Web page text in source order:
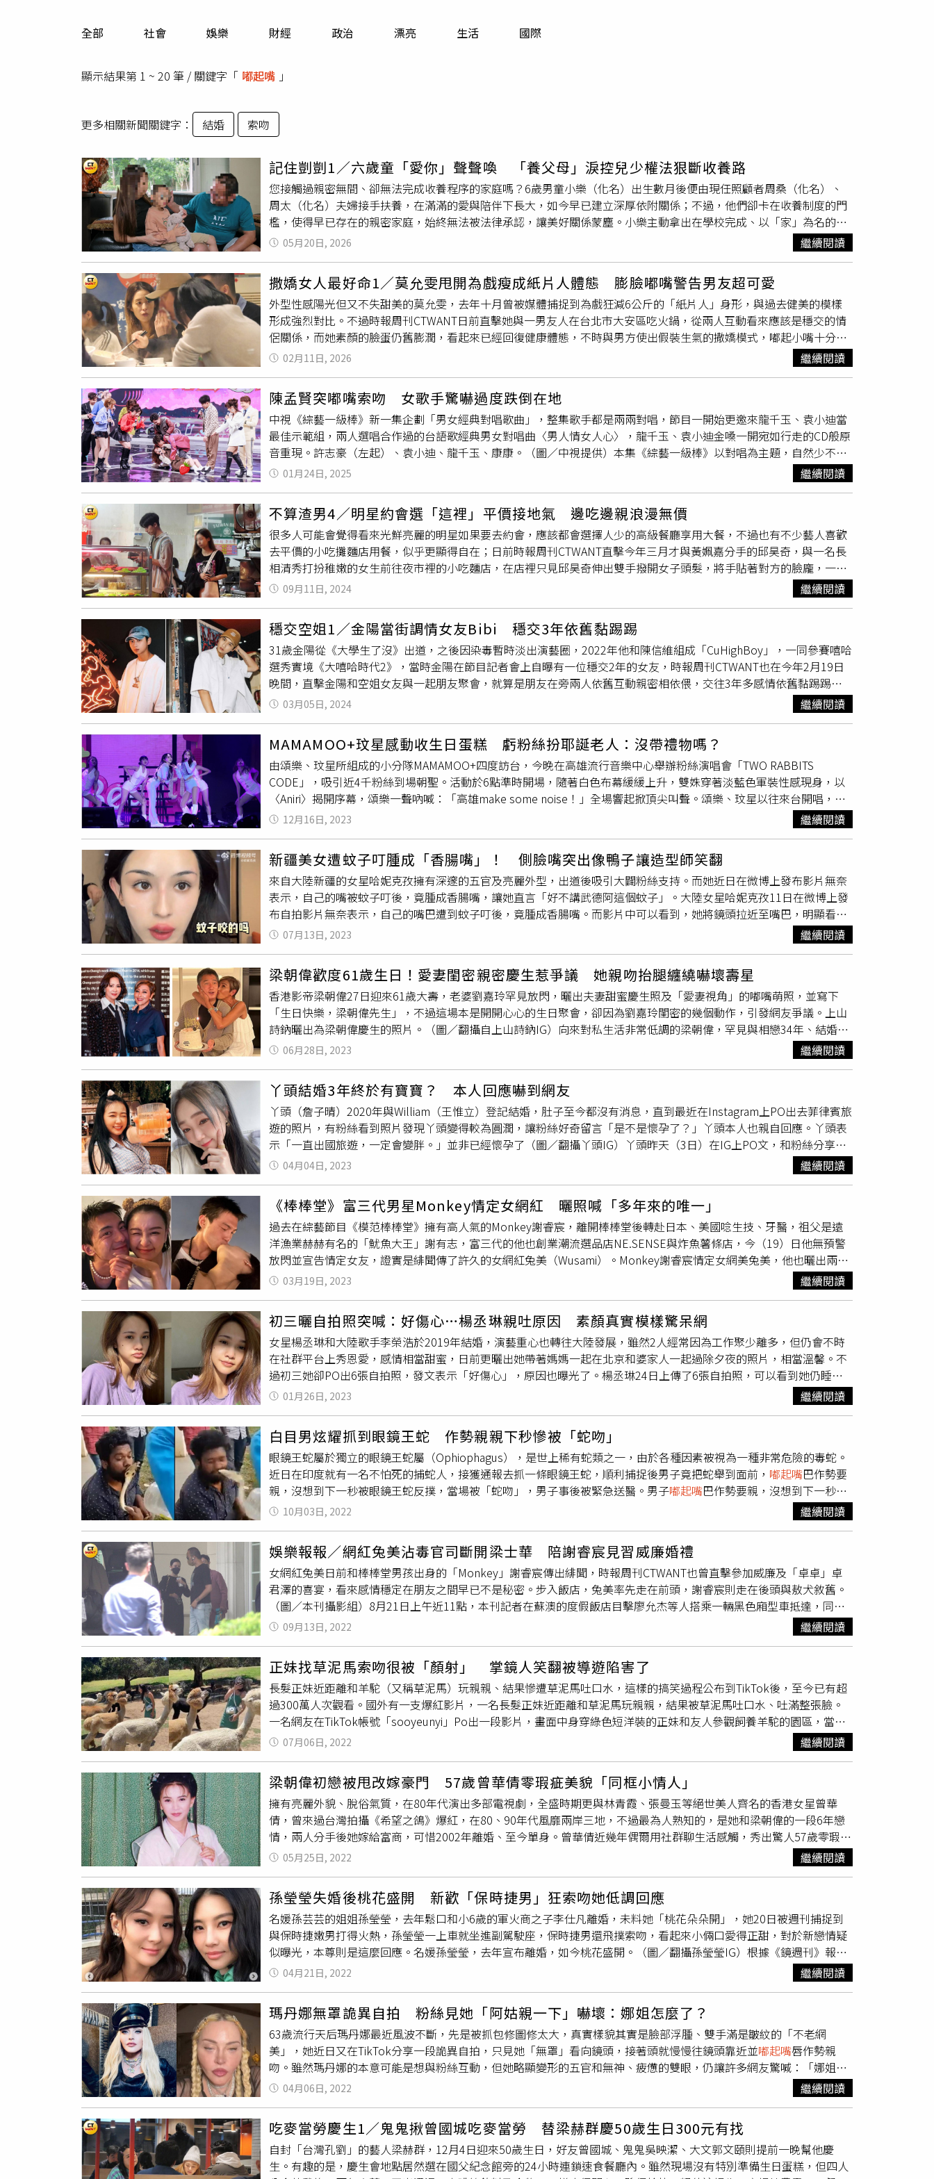
運勢
全部 社會 娛樂 財經 政治 漂亮 生活 國際
顯示結果第 1 ~ 20 筆 / 關鍵字「 嘟起嘴 」
更多相關新聞關鍵字： 結婚 索吻
記住剴剴1／六歲童「愛你」聲聲喚 「養父母」淚控兒少權法狠斷收養路
您接觸過親密無間、卻無法完成收養程序的家庭嗎？6歲男童小樂（化名）出生數月後便由現任照顧者周桑（化名）、
周太（化名）夫婦接手扶養，在滿滿的愛與陪伴下長大，如今早已建立深厚依附關係；不過，他們卻卡在收養制度的門
檻，使得早已存在的親密家庭，始終無法被法律承認，讓美好關係蒙塵。小樂主動拿出在學校完成、以「家」為名的拼
貼畫。（圖／周志龍攝）「我愛你！」6歲的小樂雙手環抱著「阿嬤」周太的脖子親吻，一旁的「阿公」周桑露出幸福
的笑容，這是他們一家的日常，他們夫妻養育小樂6年了，從奶粉、看病到上學一路陪伴成長，如今一家三口早已建立
深厚情感。面對CTWANT記者採訪，小樂還主動從房間裡翻出在學校完成、以「家」為主題的拼貼畫，靦腆地介紹：
「這是阿公（周桑）、這是阿嬤（周太）、這是我！」小樂興奮地說，自己最喜歡和「阿公」周桑到家附近的游泳池瘋
玩整晚，也喜歡和家人全台灣走透透，他還抓著記者的手臂興奮地指向「阿嬤」周太手機畫面，直呼這是自己最喜歡的
一幀！上頭是一張周太與幼時小樂的合照，兩人親密臉貼著臉，小樂嘟起嘴巴，周太則笑得露出一口白牙。眼前小樂興
奮地蹦跳，五味雜陳的回憶卻湧上周太心頭。她回顧，小樂的生母是自己女兒的姊妹淘，17歲時懷孕，當時生父因遭女
方家長以提告施壓，才勉強同意結婚，而這段婚姻僅維持短短幾年便宣告破局，雙方也各自另組家庭。周太續指，小樂
出生沒幾個月後，生母便以外出找工作為由，詢問自家是否能代為照顧孩子，沒想到這一托付，竟成了命運的轉折點，
此後親生父母不聞不問下，小樂的人生也悄悄走向另一條道路。沒有血緣的愛改寫了小樂的人生，但幸福之下卻暗藏隱
憂，原來這段穩定而被認可的「依附關係」竟被甩在法定收養途徑之外，讓想合法地成為小樂父母的周氏夫妻只能徒呼
負負！CTWANT調查，原來是2011年修法後《兒童及少年福利與權益保障法》第16條規定，當生父母或監護人因故無法
扶養孩子而有意出養時，必須委託合法收出養媒合機構協助尋找適合的收養人，不外乎為防堵販嬰與人口買賣，但卻搞
得「無血緣關係」的收養只有一條路可走，就是收養人必須先向合法機構登記意願，再透過媒合程序尋找孩子，而且不
能直接指定想收養哪一名特定孩童，只能提出對年齡、性別等條件的期待。因此，像小樂這樣存在穩定依附關係、實際
生活上早已成為一家人的案例，制度上沒有彈性空間，根本無法收養，令周氏夫妻感到絕望！周氏夫妻目前僅具有「委
託監護人」身分，雖然早已寫好對小樂的收養契約書，但因現行法令制度卡關。（圖／周志龍攝）周桑無奈地說：「我
們又不是缺小孩，要養，我們想要的就是小樂。我們對他有一份親情。」為了讓一家人真正成為法律上的家人，夫妻倆
曾兩度找律師諮詢，甚至填好了「收養登記申請書」，但在現行制度下，法院已「不再受理」私下協議的收出養案件，
只能回到「無法指定收養」的媒合機制。周太憂心地說：「如果帶小樂去媒合機構，結果最後收養不到他，被別人帶走
怎麼辦？萬一又發生像剴剴案那樣的事，我們會自責一輩子。」周氏夫妻目前僅是小樂的「委託監護人」，依《民法》
規定，受託人權限多集中於日常生活照顧，例如居所指定、戶籍處理等，但涉及重大醫療決定時，權限仍被限縮。夫妻
倆最擔心的是，小樂即將升上小學，未來若遇上重大意外，需要簽署手術同意書或重要醫療文件時，一旦聯繫不上生父
母，只能眼睜睜看著搶救黃金時間一分一秒流逝，那種無能為力，將會讓兩人心如刀割。「你看那台悍馬，就是因為小
樂喜歡才買的。」周桑指著家門口價值不菲的名車笑道。周氏夫妻經營鋼鐵、環保、土地開發等事業多年，他們也曾想
過未來將部分土地與資產留給小樂，讓孩子長大後生活更有保障，但若未來因利益問題，生父母突然出現爭奪孩子，甚
至對孩子造成傷害，該怎麼辦？周桑說：「法律上保護像剴剴那樣的孩子是有必要的，但是有些個案也是要看實際情
況，來做對孩子最好的決定。」對此，衛福部社會及家庭署回應，現行「寄養轉收養」制度已考量兒童依附關係，寄養
家庭若與孩子建立穩定依附關係，可協助後續收養程序。但對於非寄養家庭是否也能比照適用類似機制，衛福部未進一
步說明。
05月20日, 2026 繼續閱讀
撒嬌女人最好命1／莫允雯甩開為戲瘦成紙片人體態 膨臉嘟嘴警告男友超可愛
外型性感陽光但又不失甜美的莫允雯，去年十月曾被媒體捕捉到為戲狂減6公斤的「紙片人」身形，與過去健美的模樣
形成強烈對比。不過時報周刊CTWANT日前直擊她與一男友人在台北市大安區吃火鍋，從兩人互動看來應該是穩交的情
侶關係，而她素顏的臉蛋仍舊膨潤，看起來已經回復健康體態，不時與男方使出假裝生氣的撒嬌模式，嘟起小嘴十分可
愛。原本聊天還聊得滿開心，男伴不知道說了什麼惹莫允雯不開心，她立刻
來。（圖／本刊攝影組）2月6日晚間
7點多，莫允雯與一名男子在火鍋店用餐，過程中，男女雙方邊吃邊聊，從互動來看就像是老夫老妻般熟悉。席間，兩
雯地雷被觸發，不僅給了男伴犀利的眼神，還伸出手指示意對方的言行不當。莫允雯指向男伴似乎在示意他下不為例，
頭都轉過去了手還在指。（圖／本刊攝影組）雖然莫允雯的生氣好像在撒嬌，不過男方仍摸摸鼻子沒回嘴。（圖／本刊
攝影組）儘管莫允雯很快便收回收起嚴厲的表情並轉頭吃飯，然而手指還指著繼續震攝著男方好幾秒才收回。而男方則
像個犯錯了的孩子一般，摸摸鼻子並低頭繼續用餐。不過看似小小不爽的她，抱怨的過程中嘟起了嘴，看起來不像在生
氣，反而覺得這根本就是在撒嬌，顯得情趣滿滿。用餐結束後兩人離開餐廳，男伴貼心回頭留意莫允雯有沒有跟上。
（圖／本刊攝影組）男方在路邊抽「飯後菸」，莫允雯並不介意菸味在旁邊陪著。（圖／本刊攝影組）8點出頭，小倆
口吃飽喝足一前一後走出餐廳，走在前方的男生在門口等著莫允雯，走下台階後還不忘再度回頭確定對方是否跟上，接
著2人並肩同行餐後散步，如此舉動大概可以判斷出兩人的關係。隨後，2人在人來人往的忠孝東路街頭停下腳步，男的
點了根「飯後菸」吞雲吐霧，而莫允雯看來並不排斥煙味，依舊陪伴在男伴身邊。滿足煙癮後，男生彈掉菸頭並踩熄，
拿著菸蒂繼續散步。兩人一同到酒舖挑酒。（圖／本刊攝影組）應該是挑到同款喜歡的酒，莫允雯與男方很有默契展現
笑容。（圖／本刊攝影組）幾分鐘後，2人走進販售酒品的商店選購。從他們挑選酒品的過程中，不時可以看出雙方對
酒品選擇上的默契與喜好，儘管彼此間並沒有肢體上的接觸，但是幾乎可以確定雙方應該已經是穩交關係，感情上有一
定的基礎。8點半左右，買好了酒，下一站是逛逛服飾店，在連鎖品牌服飾店逛了一圈，最終並沒有挑選商品帶走。隨
後男伴又陪莫允雯去逛服飾店。（圖／本刊攝影組）雖然沿路並沒有太親密的舉動，但去牽車時四下無人兩人僅靠在一
起，隨後由莫允雯開車載男生返回自己住處。（圖／本刊攝影組）接著，兩人走回晚餐火鍋店附近的停車場取車，此時
四周沒什麼人，莫允雯與男方雖未有太親暱的舉動，但肢體緊靠在一起，顯然是對彼此很信任的關係，因莫允雯有近
170公分的身高，在高大的男生旁邊也很登對，接著她便開車，載著男伴回到住處。關於莫允雯與這名男子的關係，本
刊詢問莫允雯經紀人：「那個男生是她的男友，是圈外人，他們交往滿久了啦！很穩定。」對這段感情的態度相當大
方。※提醒您，酒後不開車，安全有保障，飲酒過量，有害健康。未滿十八歲禁止飲酒。※提醒您：吸菸有害健康、吸
菸害人害己。
02月11日, 2026 繼續閱讀
陳孟賢突嘟嘴索吻 女歌手驚嚇過度跌倒在地
中視《綜藝一級棒》新一集企劃「男女經典對唱歌曲」，整集歌手都是兩兩對唱，節目一開始更邀來龍千玉、袁小迪當
最佳示範組，兩人選唱合作過的台語歌經典男女對唱曲〈男人情女人心〉，龍千玉、袁小迪金嗓一開宛如行走的CD般原
音重現。許志豪（左起）、袁小迪、龍千玉、康康。（圖／中視提供）本集《綜藝一級棒》以對唱為主題，自然少不了
「螢幕CP」李子森、杜忻恬，兩人選唱國語歌〈愛和承諾〉，讓龍千玉大讚：「無懈可擊！聽的時候差點忘了呼吸，兩
人歌聲一氣呵成，就像海浪一樣，一浪接著一浪，讓人跟著那個氛圍，太棒了。」袁小迪同樣也被兩人歌聲所感染：
「這首歌很難，要是我唱應該會NG十幾次。」接著輪到談詩玲和陳孟賢登場，兩人合唱〈雪中紅〉，間奏時陳孟賢順手
撩了談詩玲的頭髮，當場讓談詩玲笑場，一度唱不下去，最後一刻陳孟賢還把談詩玲擁入懷中。談詩玲健壯則是偷親陳
孟賢一下，陳孟賢立即抱怨：「我不甘願，都沒先說，就讓我獻出螢幕初吻，這要包紅包給我。」談詩玲則笑回：「好
不容易製作單位安排小鮮肉給我。」接著陳孟賢改和吳美琳搭檔演唱〈愛你一千一萬年〉，唱到最後陳孟賢突然拉住對
方，嘟起嘴巴想要索吻，但吳美琳用力抵抗，整個人跌躺倒地裙下走光，讓全場笑翻。而銀色夫妻檔郭婷筠、彭正，選
了輕快曲風的〈姻緣天注定〉，夫妻手拉著手超甜蜜，康康見狀還要兩人再生一個。完整內容就在25日周六晚間8點中
01月24日, 2025 繼續閱讀
不算渣男4／明星約會選「這裡」平價接地氣 邊吃邊親浪漫無價
很多人可能會覺得看來光鮮亮麗的明星如果要去約會，應該都會選擇人少的高級餐廳享用大餐，不過也有不少藝人喜歡
去平價的小吃攤麵店用餐，似乎更顯得自在；日前時報周刊CTWANT直擊今年三月才與黃姵嘉分手的邱昊奇，與一名長
相清秀打扮稚嫩的女生前往夜市裡的小吃麵店，在店裡只見邱昊奇伸出雙手撥開女子頭髮，將手貼著對方的臉龐，一陣
揉捏著女方的臉蛋，看起來很享受這過程。李沐與男友鄒序日前被媒體捕捉到去台北市知名涼麵店享用宵夜。（圖／本
刊攝影組）李沐今年二月被媒體拍到與台大學霸男友鄒序到位於台北市南京東路五段的宵夜涼麵名店用餐，小倆口共食
一盤麵，也一起喝味噌湯，李沐將身體靠向男方並肩而坐，彼此不時會深情對望，李沐還
討人喜歡。她還掏出手機和鄒序分享手機內容，吃完後仍在店裡坐著聊天了好一會兒，才又十指緊扣散步去取車，看得
出復合後的兩人感情極好。黃露瑤去年被本刊拍到與一名男子在板橋一間小吃店吃麵。（圖／本刊攝影組）去年10月黃
露瑤在結束登台演出後，搭車前往新北市捷運府中站附近，在一家小吃店坐下點餐。隨後一名身穿藍色上衣的男子前來
會合，用餐過程中，彼此開心的有說有笑，看得出氣氛很好。不到半小時，在填飽肚子後便一起離開。過程中兩人他們
也是有講不完的話，不過事後黃露瑤經紀人卻表示她當晚有活動，印象中應該是沒跟人晚餐，感情狀況也是單身，不太
清楚拍到的是哪一位跟她吃飯。李淳2019年與當時還是女友的老婆曾被本刊拍到去新店的小吃店，邊吃邊親感情超好。
（圖／本刊攝影組）2019年本刊曾捕捉到李淳在結束當天的活動後，與當時還是女友的邱姓彩妝師在位於新北市新店的
一家麵館約會用餐，用餐過程中2人不顧旁人眼光，摸摸、親親全都來，隔著口罩上演「安全之吻」，相當浪漫，雖然
李淳身為好萊塢大導演李安之子，但卻毫無驕貴之氣，約會吃飯的選擇也很接地氣，當晚小倆口吃的麵食，價位都在百
元低價，倒是情趣滿滿最無價。如今2人也已完成終身大事結為幸福小夫妻。
09月11日, 2024 繼續閱讀
穩交空姐1／金陽當街調情女友Bibi 穩交3年依舊黏踢踢
31歲金陽從《大學生了沒》出道，之後因染毒暫時淡出演藝圈，2022年他和陳信維組成「CuHighBoy」，一同參賽嘻哈
選秀實境《大嘻哈時代2》，當時金陽在節目記者會上自曝有一位穩交2年的女友，時報周刊CTWANT也在今年2月19日
晚間，直擊金陽和空姐女友與一起朋友聚會，就算是朋友在旁兩人依舊互動親密相依偎，交往3年多感情依舊黏踢踢。
本月19日金陽和「WaverLAB搖擺實驗室」工作夥伴結束直播工作離開，女友Bibi全程陪伴男友上工，可能太疲倦還打了
個大呵欠。（圖／本刊攝影組）金陽和友人們在路邊抽菸，Bibi就在一旁一下伸展閃煙味。（圖／本刊攝影組）2月19日
晚間8點出頭，金陽、陳信維、丘必信、Denzel等「WaverLAB搖擺實驗室」相關成員結束直播工作後，與當天直播主持
人之一董仔一起離開，而在這一行人中，一名頭戴粉紅色帽子，穿著露肚裝的女子，正是金陽交往已久的空姐女友
Bibi。不知Bibi是否因為等待男友工作結束過程中略感疲累，她一出大樓門口就立即打了個大哈欠。金陽和友人講話不忘
關心女友，兩人甜蜜蜜靠在一起看手機。（圖／本刊攝影組）兩人旁若無人般親暱互動。（圖／本刊攝影組）金陽等一
行人走出大樓門口後就直奔一旁的吸菸區，而女友Bibi則是和眾抽菸者保持一小段微妙的距離，看來應是不想聞到菸
味，而金陽則在朋友和女友間來回走動，就怕冷落某一方。來來回回的金陽一到Bibi身邊時，女友立刻小鳥依人般地貼
近金陽，拿著手機和男友分享有趣的內容。金陽和同行友人道別後，與女友在前往騎車的路上只剩單獨兩人反而幾乎零
互動。（圖／本刊攝影組）兩人騎著共享機車離開，途中還發生小插曲，忙著滑手機的Bibi對於金陽騎車急催油門一度
受驚，還俏皮地嘟起嘴，看來對於男友不貼心地舉動有點不悅。（圖／本刊攝影組）縱使多位友人在旁，金陽和女友
Bibi依然聊得開心、有說有笑，不時也小打小鬧一下，增添生活情趣，彷彿身邊沒有其他人似的，享受著兩人的甜蜜時
光，不過當金陽再度回到朋友身邊聊天時，女生則獨自待在一旁滑手機打發時間。金陽的空姐女友Bibi經常在社群上曬
出兩人合照，放閃無極限。（圖／翻攝自Bibi IG）8點16分，眾人相互道別，金陽與女友步行離開，剛才還甜甜蜜蜜的
兩人看似激情過後，這一路上反而沒甚麼互動，有時還一前一後的走著，女友Bibi更是手機幾乎不離手。兩人之後借了
一輛共享機車當作代步工具，等候紅燈時，Bibi依然忙著滑手機。綠燈起步時，金陽油門催下去，讓後座的女友一時重
心不穩還大吃一驚，接著還 嘟起嘴，對於男友不貼心的舉動略顯不悅，之後兩人就騎車離開。金陽曾與郭書瑤有過一段
戀情。（圖／翻攝自郭書瑤 IG）金陽（右）和陳信維（左）曾一同參賽嘻哈選秀實境《大嘻哈時代2》。（圖／三立提
供）金陽曾與藝人郭書瑤（瑤瑤）談過一段姊弟戀，2015年被警方查獲持有、吸食⼤⿇，在記者會上5度鞠躬落淚道
歉，重創演藝事業，2017年也與郭書瑤分手並淡出演藝圈，回歸跳舞本行、在校園教課，也曾發行過EP，他在《大嘻哈
時代2》受訪時提到女友Bibi小自己2歲，兩人感情相當穩定，但還沒到結婚階段，而女友Bibi也經常在社群上曬出兩人合
照放閃，宣示主權。《CTWANT》提醒您：提醒您：吸菸有害健康、吸菸害人害己。
03月05日, 2024 繼續閱讀
MAMAMOO+玟星感動收生日蛋糕 虧粉絲扮耶誕老人：沒帶禮物嗎？
由頌樂、玟星所組成的小分隊MAMAMOO+四度訪台，今晚在高雄流行音樂中心舉辦粉絲演唱會「TWO RABBITS
CODE」，吸引近4千粉絲到場朝聖。活動於6點準時開場，隨著白色布幕緩緩上升，雙姝穿著淡藍色軍裝性感現身，以
〈Aniri〉揭開序幕，頌樂一聲吶喊：「高雄make some noise！」全場響起掀頂尖叫聲。頌樂、玟星以往來台開唱，幾
乎全程用中文與粉絲對話，今日也不例外，頌樂打頭陣用中文問候：「高雄MOO MOO們大家好，我們MMAMOO+帶來
了亞洲巡迴『TWO RABBITS CODE』給大家，第一首歌〈Aniri〉，大家覺得如何呢？」玟星接著用中文接話：「10月我
們在台北演出過一次，當時覺得台灣MOO MOO們很棒，回去後也想可以來到高雄。」可愛的中文發音融化全場。玟星
（中）即將迎來31歲生日，主辦單位準備小蛋糕提前祝賀。（圖／讀者提供）MAMAMOO+「TWO RABBITS CODE」巡
演每場活動都會是前公布dress code顏色，高雄站為紅色，現場多位歌迷扮成聖誕老公公、兔女郎裝扮，玟星幽默虧
「還以為是聖誕老公公、聖誕老奶奶來到現場了，但你們都是隻身前來嗎，沒有帶禮物嗎？」頌樂話鋒一轉透露，經紀
人在演出開始前傳了現場粉絲的照片給兩人，她 嘟起嘴表達感動心意：「感動到哭哭了。」兩人中文實力好到上演脫口
秀，但頌樂爆笑破哏：「你們可能不相信，這些（中文）是我們在公演前才練習的，怕你們覺得我們是現場發揮。」玟
星驚訝回答：「這是秘密啦！」她們7月曾來到高雄參加啤酒節，MOO MOO熱情感染著兩人，就連抵達時都有破百位歌
迷在小港機場等待，頌樂愧疚地說：「真的很驚訝，MOO MOO等我們很久，但因為我們馬上要出發，所以當下對你們
有點抱歉。」她接著切換台語「拍謝啦！」全場歌迷皆回答「沒關係」，高雄粉絲的熱情破表，令兩人直呼：「今天的
高雄場，可能會成為傳奇場喔。」頌樂自爆演出前惡補中文，搞笑表示很怕大家以為他們是現場發揮。（圖／讀者提
供）演唱會帶來多首經典歌曲〈Starry Night 〉、〈GGBB〉、〈BADA BOOM〉等演出，頌樂、玟星也輪番獻上solo舞
台，場上還有精彩的隨機舞蹈互動，從aespa、(G)I-DLE、IVE跳到NewJeans的熱門夯曲，全場歌迷大飽眼福，氣氛超
熱烈，接著在安可表演不忘唱跳MAMAMOO組曲〈DINGGA〉、〈HIP〉、〈Décalcomanie〉，活動毫無冷場完美畫下
句點。這場巡演的dress code是紅色，見到多位歌迷扮成聖誕老公公、兔女郎，玟星幽默虧「沒有帶禮物嗎？」。（圖
／讀者提供）玟星即將在12月22日迎來31歲生日，主辦單位也在飯店裡準備了小蛋糕提前祝賀。兩人四度抵台，難忘懷
台灣美食雞排、港園牛肉麵，後台特地送入佳餚讓兩人享用，MOO MOO（官方粉絲名稱）也準備了夾娃娃機、套圈圈
遊戲供她們玩耍，更送上高雄道地名產猜心泡芙。
12月16日, 2023 繼續閱讀
新疆美女遭蚊子叮腫成「香腸嘴」！ 側臉嘴突出像鴨子讓造型師笑翻
來自大陸新疆的女星哈妮克孜擁有深邃的五官及亮麗外型，出道後吸引大闢粉絲支持。而她近日在微博上發布影片無奈
表示，自己的嘴被蚊子叮後，竟腫成香腸嘴，讓她直言「好不講武德阿這個蚊子」。大陸女星哈妮克孜11日在微博上發
布自拍影片無奈表示，自己的嘴巴遭到蚊子叮後，竟腫成香腸嘴。而影片中可以看到，她將鏡頭拉近至嘴巴，明顯看見
上唇幾乎已腫成原本的兩倍大。哈妮克孜在影片中開玩笑將頭轉成側面，
模仿鴨子表情包，逗得身旁工作人員哄
模仿鴨子表情包，逗得身旁工作人員哄堂大
笑。而當哈妮克孜聽到造型師們誇張的笑聲後，正在做造型的她傻眼抬頭，直呼「妳笑的未免也太大聲了吧」。影片一
出也引許多粉絲紛紛留言表示「還以為妳跟鴨子是雙胞胎」、「哈哈哈哈哈對不起，我真的忍不住笑出來」、「笨蛋美
女可愛呀」、「又心疼又好笑，這樣只能明天在進行拍攝工作了吧？」、「蚊子怎麼把妳的嘴唇叮成這樣，我要滅牠9
族」。
07月13日, 2023 繼續閱讀
梁朝偉歡度61歲生日！愛妻閨密親密慶生惹爭議 她親吻抬腿纏繞嚇壞壽星
香港影帝梁朝偉27日迎來61歲大壽，老婆劉嘉玲罕見放閃，曬出夫妻甜蜜慶生照及「愛妻視角」的嘟嘴萌照，並寫下
「生日快樂，梁朝偉先生」，不過這場本是開開心心的生日聚會，卻因為劉嘉玲閨密的幾個動作，引發網友爭議。上山
詩鈉曬出為梁朝偉慶生的照片。（圖／翻攝自上山詩鈉IG）向來對私生活非常低調的梁朝偉，罕見與相戀34年、結婚15
年的老婆劉嘉玲公開放閃，不但端著蛋糕親密合體，還做出「嘟嘴」的可愛表情，讓粉絲直呼影帝真的變得不一樣了，
未料，劉嘉玲的閨密上山詩鈉(Anna Ueyama)在個人賬號上公開曬了幾張自己參加梁朝偉的生日聚會照片，照片太過
己的蛋糕；而上山詩鈉則是雙手抱過梁朝偉的腦袋，主動嘟起嘴
著好交情。（圖／翻攝自上山詩鈉IG）不過更誇張的是，上山詩鈉是整個人都趴在了梁朝偉的身上，不光用手使勁纏繞
著梁朝偉的脖子，連腿也是抬起來，用力纏繞著梁朝偉的身體，照片中的梁朝偉似乎也被她的「大尺度」嚇到，睜大雙
眼，嘴巴都合不上了，更顯得有點不知所措，引發外界認為「這位閨密未免太Over了」！中日混血兒的上山詩鈉原名上
山安娜，她是曹查理的外甥女、張智霖的表姐、張國榮的摯友，她與梅艷芳、劉嘉玲、曾華倩、吳君如等人同為TVB的
花旦，號稱「九龍女」。上山詩鈉淡出娛樂圈後轉戰保險業，現為AIA保險的資深區域經理，她透過圈內的關係，加上能
為明星保密，不少大明星都是她的客戶。對於這次上山詩鈉曬出梁朝偉的慶生照，因為尺度問題引發爭議，但圈內人很
清楚，這是因為兩人的好交情，所以才能在合照時「如此Chill」。
06月28日, 2023 繼續閱讀
丫頭結婚3年終於有寶寶？ 本人回應嚇到網友
丫頭（詹子晴）2020年與William（王惟立）登記結婚，肚子至今都沒有消息，直到最近在Instagram上PO出去菲律賓旅
遊的照片，有粉絲看到照片發現丫頭變得較為圓潤，讓粉絲好奇留言「是不是懷孕了？」丫頭本人也親自回應。丫頭表
示「一直出國旅遊，一定會變胖。」並非已經懷孕了（圖／翻攝丫頭IG）丫頭昨天（3日）在IG上PO文，和粉絲分享去
菲律賓馬尼拉旅遊的自拍照，照片中可以看到丫頭精心化妝過，也把太陽眼鏡俏皮的往下拉，並
巴，照片十分俏
皮可愛，搭配淺綠色上衣，襯托出白裡透紅的粉嫩肌膚，讓粉絲想到丫頭年輕時在黑澀會美眉的樣子，丫頭也寫出「我
愛馬尼拉，好想每個月都來」。照片一PO上網後，引發粉絲特別關心，將目光全部放在丫頭脖子上那顆激似「草莓」的
小紅包上，丫頭回應「不是草莓啦！是被蚊子叮的，感覺很癢」。一樣非常關心丫頭的粉絲看到照片圓潤了不少，非常
驚喜，留言問道「丫頭是不是懷孕了？」丫頭則是親自回應粉絲留言，表示「一直出國旅遊，一定會變胖的。」讓粉絲
期待的「懷孕」說再次落空。根據媒體透露，2021年時丫頭曾想和老公有個小Baby，但是雙方工作繁忙，丫頭也期盼
副業能穩定一些再討論Baby一事。丫頭也曾在節目上透露「老公的個性比較悲觀，擔心如果現在2人有了Baby，會受到
新冠疫情的影響。」因此目前Baby的計畫暫時先延後，丫頭也表示可以稱此時，專心完成自己想要做的事情，目前的狀
04月04日, 2023 繼續閱讀
《棒棒堂》富三代男星Monkey情定女網紅 曬照喊「多年來的唯一」
過去在綜藝節目《模范棒棒堂》擁有高人氣的Monkey謝睿宸，離開棒棒堂後轉赴日本、美國唸生技、牙醫，祖父是遠
洋漁業赫赫有名的「魷魚大王」謝有志，富三代的他也創業潮流選品店NE.SENSE與炸魚薯條店，今（19）日他無預警
放閃並宣告情定女友，證實是緋聞傳了許久的女網紅兔美（Wusami）。Monkey謝睿宸情定女網美兔美，他也曬出兩人
親密合照。（圖／報系資料照、翻攝自謝睿宸IG）《CTWANT》過去曾拍到謝睿宸帶著兔美參加威廉與卓君澤的喜宴，
當時就被認為是見習婚禮，如今謝睿宸高調曬出兩人親密合照，並寫下對方是他「多年來的唯一，也是第一個女人」，
甜蜜認定對方是一生摯愛，不少藝人親友也紛紛按讚留言祝福兩人。兔美（左）曾和謝睿宸（右）一起參加卓君澤與威
廉婚禮。（圖／本刊攝影組）過去兩人就曾分別在IG上貼出威廉婚禮中的限時動態，謝睿宸當時手托著兔美後仰的頭，
兔美則對著謝睿宸嘟起嘴唇撒嬌索吻，親密互動完全不避嫌，如今也正式公開情定對方。如今情定網紅女友兔美，34歲
的他也將定下來步入婚姻。（圖／翻攝自謝睿宸IG）謝睿宸16歲進演藝圈成為《模范棒棒堂》初始成員，當時在節目上
有「小陳冠希」的封號，長相帥氣的他桃花緋聞也不間斷，過去曾和女團BY2的姐姐、前「天氣女孩」妞妞傳出緋聞，
而他在《棒棒堂》後也到了日本、美國讀書，另外他的家庭背景也相當豐富，他的祖父是遠洋漁業赫赫有名的「魷魚大
王」謝有志，祖父所屬穩發漁業還擁有至少三艘遠洋漁船，而父親謝承濂所屬承家企業則自2003年拓展漁業、冷凍倉
儲、LED燈光設計與家庭智能住宅等事業，LED最有名個案就是台北101的LED燈是他們家設計的，謝睿宸過去曾接受訪
問，透露原本唸牙醫的他，按理是該當牙醫，但之所以投入時尚產業、餐飲業全來自父親的影響。謝睿宸長相帥氣加上
事業有成，交友廣闊的他一直都是緋聞製造機。（圖／報系資料照） View this post on Instagram A post shared by
Richard F. Hsieh (@topia_rfh)
03月19日, 2023 繼續閱讀
初三曬自拍照突喊：好傷心…楊丞琳親吐原因 素顏真實模樣驚呆網
女星楊丞琳和大陸歌手李榮浩於2019年結婚，演藝重心也轉往大陸發展，雖然2人經常因為工作聚少離多，但仍會不時
在社群平台上秀恩愛，感情相當甜蜜，日前更曬出她帶著媽媽一起在北京和婆家人一起過除夕夜的照片，相當溫馨。不
過初三她卻PO出6張自拍照，發文表示「好傷心」，原因也曝光了。楊丞琳24日上傳了6張自拍照，可以看到她仍睡眼
惺忪的樣子，其中一張還
巴，不過素顏入鏡的她皮膚狀況仍非常好，完全沒有任何瑕疵，她也在文中說出自己的
煩惱，「年初三了，從除夕到今天，我胖了快兩公斤，好傷心。」楊丞琳說，「每次過年都會有個大吃大喝再還債的過
程，很是辛苦，超羨慕吃不胖的人們，你們也有同樣的困擾嗎？」照片曝光後，許多人注意到的都是她凍齡的美貌，紛
紛驚嘆表示「這簡直比女大學生還嫩」、「皮膚太好了吧」、「沒關係你超美根本看不出來」、「狀態超好，看起來只
有18歲」。 View this post on Instagram A post shared by @rainie77
01月26日, 2023 繼續閱讀
白目男炫耀抓到眼鏡王蛇 作勢親親下秒慘被「蛇吻」
眼鏡王蛇屬於獨立的眼鏡王蛇屬（Ophiophagus），是世上稀有蛇類之一，由於各種因素被視為一種非常危險的毒蛇。
近日在印度就有一名不怕死的捕蛇人，接獲通報去抓一條眼鏡王蛇，順利捕捉後男子竟把蛇舉到面前， 嘟起嘴巴作勢要
親，沒想到下一秒被眼鏡王蛇反撲，當場被「蛇吻」，男子事後被緊急送醫。男子嘟起嘴巴作勢要親，沒想到下一秒被
眼鏡王蛇反撲，當場被「蛇吻」。（圖／翻攝自@AmmadJadoon6736推特）從網路畫面可見一名穿著黑色襯衫的男
巴把蛇靠近自己的臉，想要留下一段和蛇親親的影片，下秒這條眼鏡王蛇反彈，
劇毒蛇類。（圖／達志／美聯社） 據《印度斯坦時報》報導，這名被咬的男子正是捕蛇人艾力克斯（Alex），他和夥
伴羅尼（Roni）接獲通知，前往卡納塔克邦希莫加縣的城鎮巴德拉瓦蒂（Bhadravati）捕捉這條在婚禮附近現身的眼鏡
王蛇。艾力克斯認為可以控制這條眼鏡王蛇，於是他抓到蛇後開心錄影，卻意外變成悲劇。幸好艾力克斯被咬後緊急到
醫院治療保住一命，這條眼鏡王蛇也被帶到郊外野放。眼鏡王蛇是世界上體型最長的毒蛇，體長可達5.6公尺（約18英
尺），分布於喜馬拉雅山脈南麓、印度東北部與西南沿海地區、中國華南、中南半島全境與馬來群島近半數島嶼，主要
棲息於樹林中，以其他蛇為主食。無論面對哪種獵物，眼鏡王蛇都會先注入大量毒液，使對方迅速死亡減少因掙扎帶來
的傷害，此外，毒液也可以預先消化獵物。
10月03日, 2022 繼續閱讀
娛樂報報／網紅兔美沾毒官司斷開梁士華 陪謝睿宸見習威廉婚禮
女網紅兔美日前和棒棒堂男孩出身的「Monkey」謝睿宸傳出緋聞，時報周刊CTWANT也曾直擊參加威廉及「卓卓」卓
君澤的喜宴，看來感情穩定在朋友之間早已不是秘密。步入飯店，兔美率先走在前頭，謝睿宸則走在後頭與敖犬敘舊。
（圖／本刊攝影組）8月21日上午近11點，本刊記者在蘇澳的度假飯店目擊廖允杰等人搭乘一輛黑色廂型車抵達，同行
的還有謝睿宸與兔美這對緋聞男女，不過兔美剛下車，手上就拿著一大疊千元大鈔，格外引人注目。接著，謝睿宸與兔
美這一對與敖犬及他的空姐女友FaFa一起走進宴會廳，謝睿宸還將手貼著兔美後背，展現他紳士般的一面。和兄弟暢聊
動態，只見謝睿宸手托著兔美後仰的頭，兔美則對著謝睿宸嘟起嘴唇撒嬌索吻，親密互動顯見兩人正值熱戀階段，而站
在後方的廖允杰還對著鏡頭手比中指，可見身邊的朋友對這對情侶熱戀行徑也是見怪不怪，才能這樣開玩笑。小倆口在
喜宴上公開放閃，身後的廖允杰還開玩笑比出中指。（圖／取自謝睿宸IG）兔美在婚宴上與眾人打成一片，看的出來這
段關係已經非常公開。（圖／取自兔美IG）兔美過去與謝欣穎前未婚夫、潮牌設計師梁士華交往多年，去年2月警方在
他們同居的愛巢搜出海量毒品，兔美坦承毒品是她持有，堅稱與男方無關。經過數月偵辦，最後她涉嫌施用毒品獲不起
訴，但因持有毒品，被依持有第一級毒品罪嫌，判處4個月徒刑，得易科罰金，緩刑2年，全案可上訴。不過隨著案件水
落石出，小倆口的戀情似乎也跟著告吹，兔美去年底被本刊直擊開心Cosplay現身動漫金曲之夜，身邊也沒有梁士華的
蹤影，看來小倆口應分手好一段時日。謝睿宸過去曾以藝名「Monkey」」加入棒棒堂男孩，身為富三代的他現在經營
潮牌。（圖／取自謝睿宸IG）雖然去年捲入涉毒風波，但兔美生活依舊精采。（圖／取自兔美IG）
09月13日, 2022 繼續閱讀
正妹找草泥馬索吻很被「顏射」 掌鏡人笑翻被導遊陷害了
長髮正妹近距離和羊駝（又稱草泥馬）玩親親、結果慘遭草泥馬吐口水，這樣的搞笑過程公布到TikTok後，至今已有超
過300萬人次觀看。國外有一支爆紅影片，一名長髮正妹近距離和草泥馬玩親親，結果被草泥馬吐口水、吐滿整張臉。
一名網友在TikTok帳號「sooyeunyi」Po出一段影片，畫面中身穿綠色短洋裝的正妹和友人參觀飼養羊駝的園區，當這
名正妹靠近，並嘟起嘴
巴要索吻時，沒想到下一秒草泥馬竟從口中吐出大量口水，「呸」的一聲將正妹「噴好噴滿」。
國外有一支爆紅影片，一名長髮正妹近距離和草泥馬玩親親，結果被草泥馬吐口水、吐滿整張臉。同行的友人就記錄下
正妹被「顏射」的影片發布到Til Tok後，狂吸360萬人觀看，共計1萬2千5百則留言，有不少網友就表示，「你在期待什
麼？一個吻嗎？」「重播了好幾次」「其他羊駝也被嚇到，好好笑」。根據原Po事後表示，是導遊告訴她們，羊駝喜愛
親吻，並po出現場告示牌，其中最後一點就是要遊客「玩得開心，並享受羊駝們的親吻」，她表示，導遊當時還跟她說
「最後一點是最重要的」，這名正妹表示當下真的快哭了，因為太相信導遊告知「羊駝們喜歡親親」，但她和原 Po都沒
發現被導遊整，臉上留下的不是羊駝的甜唇，而是滿滿的口水。原Po分享園區告示牌，證明是被「陷害」的。羊駝雖然
被認為是親人溫馴的動物，但吐口水這樣的行為的原因有很多，根據畜牧資訊網站「SavvyFarm Life」表示，羊駝會吐
口水的原因，包括自我防衛、競爭食物，或是嚇阻不斷進逼的公羊駝。
07月06日, 2022 繼續閱讀
梁朝偉初戀被甩改嫁豪門 57歲曾華倩零瑕疵美貌「同框小情人」
擁有亮麗外貌、脫俗氣質，在80年代演出多部電視劇，全盛時期更與林青霞、張曼玉等絕世美人齊名的香港女星曾華
倩，曾來過台灣拍攝《希望之鴿》爆紅，在80、90年代風靡兩岸三地，不過最為人熟知的，是她和梁朝偉的一段6年戀
情，兩人分手後她嫁給富商，可惜2002年離婚、至今單身。曾華倩近幾年偶爾用社群聊生活感觸，秀出驚人57歲零瑕疵
美貌讓人讚嘆連連。曾華倩和23歲兒子林浩賢合影，照片雖有些模糊，但看的出美貌驚人。（圖／翻攝自曾華倩微博）
曾華倩在微博曬出和23歲兒子林浩賢的合照並在微博寫下對愛子的關心，「媽媽與兒子，每天愛你多一些」，照片中可
巴，比出勝利手勢，不過讓網友驚嘆的是，曾華倩已經57歲，但絲毫不減年輕時期的迷人風
采，同框兒子簡直宛如是對姊弟。事實上，曾華倩經常分享自身的凍齡美貌，每次PO出總會引起騷動，先前，資深演員
曾江竟無預警在防疫旅館猝逝，眾演藝圈人士紛紛表示哀悼，曾華倩也發文抒發心情，除此之外，她當時曬出美照，淡
妝的她模樣依舊楚楚動人，五官輪廓都非常標誌，雙眼明媚閃耀，臉上肌膚幾乎看不出有細孔，顯得相當有精神活力，
搭配粉色口紅更增添不少氣色，依舊有當年的美麗風采。曾華倩曾和梁朝偉交往。（圖／翻攝自微博）被視為一代女神
的曾華倩，代表作包括《雪山飛狐》、《青春差館》等，星途可說是十分順利，她曾連續6年獲得台灣和馬來西亞最受
歡迎港星殊榮，不過星途走得順遂的她，感情路卻相當坎坷，曾華倩曾與梁朝偉交往過6年，中間兩人剪不斷理還亂，
沒想到最後梁朝偉情歸劉嘉玲，曾華倩只能黯然離去。兩人分手後，曾華倩嫁給富商，可惜2002年離婚、至今單身，而
她在2018年曾傳出疑似中風前兆，不過事後她澄清只是感冒，經過醫生檢查後表示健康狀況良好，希望大家別緊張。
05月25日, 2022 繼續閱讀
孫瑩瑩失婚後桃花盛開 新歡「保時捷男」狂索吻她低調回應
名媛孫芸芸的姐姐孫瑩瑩，去年鬆口和小6歲的軍火商之子李仕凡離婚，未料她「桃花朵朵開」，她20日被週刊捕捉到
與保時捷嫩男打得火熱，孫瑩瑩一上車就坐進副駕駛座，保時捷男還飛撲索吻，看起來小倆口愛得正甜，對於新戀情疑
似曝光，本尊則是這麼回應。名媛孫瑩瑩，去年宣布離婚，如今桃花盛開。（圖／翻攝孫瑩瑩IG）根據《鏡週刊》報
導，保時捷男嘟起嘴
來向孫瑩瑩索吻，上演情侶之間的熱戀日常；不僅如此，保時捷男的頭甚至還埋在副駕，整個人彷
彿呈現撒嬌狀態，目測疑似「姐弟戀」，孫瑩瑩不只結交新歡，兩人還時時刻刻上演同進同出戲碼，對於周遭友人算是
媒封為「奇蹟40歲美魔女」，她首段婚姻嫁給電腦工程師，生下一子，但僅維持了5年就告吹，43歲時她梅開二度，嫁
給家百億的軍火商之子李仕凡，未料男方多次傳出和別的女性過從甚密，但孫瑩瑩起初選擇原諒，但兩人仍因聚少離多
婚變，2019年週刊更被爆料早就過著無性婚姻3年。沒想到第三者Joanna竟出來爆料，李仕凡早知道孫瑩瑩用手機定位
監控他，Joanna更毒舌表示，李仕凡已經3年完全不想碰那個「阿姨」。始終表態相信老公的孫瑩瑩在去年初無預警宣
布，「2021我單身了，謝謝在我生命中出現過的人，我會勇敢的面對未來，新的一年，新的開始，祝福我」，證實這段
04月21日, 2022 繼續閱讀
瑪丹娜無罩詭異自拍 粉絲見她「阿姑親一下」嚇壞：娜姐怎麼了？
63歲流行天后瑪丹娜最近風波不斷，先是被抓包修圖修太大，真實樣貌其實是臉部浮腫、雙手滿是皺紋的「不老網
美」，她近日又在TikTok分享一段詭異自拍，只見她「無罩」看向鏡頭，接著頭就慢慢往鏡頭靠近並嘟起嘴唇作勢親
吻。雖然瑪丹娜的本意可能是想與粉絲互動，但她略顯變形的五官和無神、疲憊的雙眼，仍讓許多網友驚喊：「娜姐怎
麼了？」瑪丹娜近日在TikToK上曬出這段10幾秒的短片，只見她「無罩」又身穿透明鏤空的短袖上衣，而她往前垂下的
兩條辮子剛好遮住胸前兩點，接著就看到她緩慢地將臉移向鏡頭，最後嘟起大大的嘴唇，做出親吻的動作。但不知是拍
那不時顫抖的雙唇，都讓這段影片看起來更加詭異。 @madonna ♬ original sound - madonna 影片曝光後雖迅速累積
800萬人次觀看，但許多網友留言驚呼：「娜姐怎麼了」、「妳還好嗎」、「娜姐妳又喝茫了嗎？」還有網友不客氣的
說道：「這影片讓我作嘔」、「我從小就是瑪丹娜的粉絲，但看完這支影片後就不是了」、「這讓我想起瑪丹娜在90年
04月06日, 2022 繼續閱讀
吃麥當勞慶生1／鬼鬼揪曾國城吃麥當勞 替梁赫群慶50歲生日300元有找
自封「台灣孔劉」的藝人梁赫群，12月4日迎來50歲生日，好友曾國城、鬼鬼吳映潔、大文郭文頤則提前一晚幫他慶
生。有趣的是，慶生會地點居然選在國父紀念館旁的24小時連鎖速食餐廳內。雖然現場沒有特別準備生日蛋糕，但四人